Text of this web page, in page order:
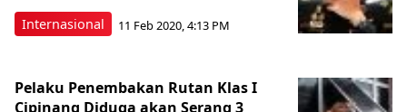
Internasional 11 Feb 2020, 4:13 PM
Pelaku Penembakan Rutan Klas I
Cipinang Diduga akan Serang 3